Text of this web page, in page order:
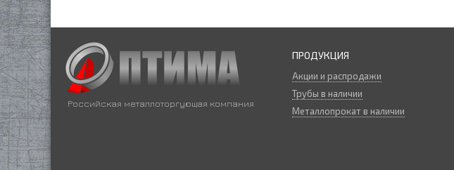
Российская металлоторгующая компания
ПРОДУКЦИЯ
Акции и распродажи
Трубы в наличии
Металлопрокат в наличии